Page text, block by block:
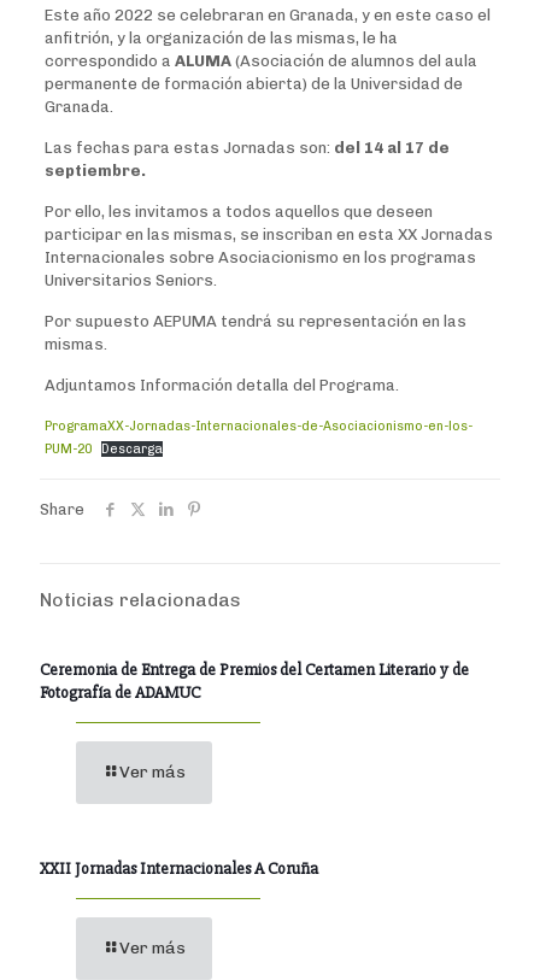
Este año 2022 se celebraran en Granada, y en este caso el
anfitrión, y la organización de las mismas, le ha
correspondido a ALUMA (Asociación de alumnos del aula
permanente de formación abierta) de la Universidad de
Granada.
Las fechas para estas Jornadas son: del 14 al 17 de
septiembre.
Por ello, les invitamos a todos aquellos que deseen
participar en las mismas, se inscriban en esta XX Jornadas
Internacionales sobre Asociacionismo en los programas
Universitarios Seniors.
Por supuesto AEPUMA tendrá su representación en las
mismas.
Adjuntamos Información detalla del Programa.
ProgramaXX-Jornadas-Internacionales-de-Asociacionismo-en-los-
PUM-20
Descarga
Share
Noticias relacionadas
Ceremonia de Entrega de Premios del Certamen Literario y de
Fotografía de ADAMUC
Ver más
XXII Jornadas Internacionales A Coruña
Ver más